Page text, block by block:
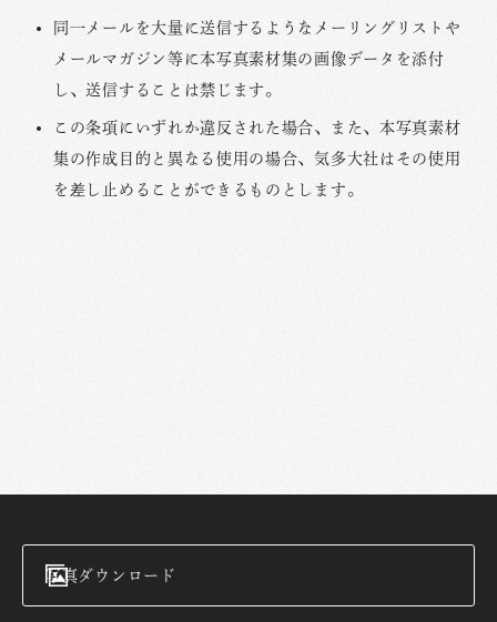
同一メールを大量に送信するようなメーリングリストや
メールマガジン等に本写真素材集の画像データを添付
し、送信することは禁じます。
この条項にいずれか違反された場合、また、本写真素材
集の作成目的と異なる使用の場合、気多大社はその使用
を差し止めることができるものとします。
写真ダウンロード